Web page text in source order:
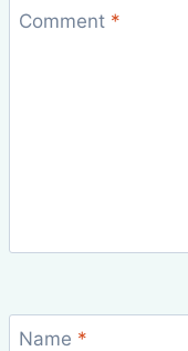
Comment *
Name *